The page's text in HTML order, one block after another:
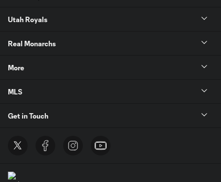
Utah Royals
Real Monarchs
More
MLS
Get in Touch